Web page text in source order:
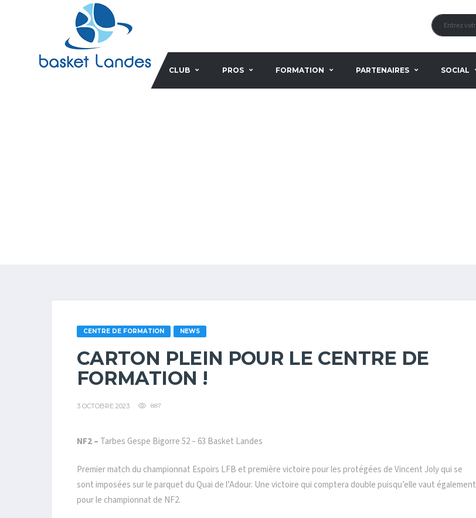
CLUB PROS FORMATION PARTENAIRES SOCIAL
CENTRE DE FORMATION NEWS
CARTON PLEIN POUR LE CENTRE DE
FORMATION !
3 OCTOBRE 2023 887
NF2 – Tarbes Gespe Bigorre 52 – 63 Basket Landes
Premier match du championnat Espoirs LFB et première victoire pour les protégées de Vincent Joly qui se
sont imposées sur le parquet du Quai de l’Adour. Une victoire qui comptera double puisqu’elle vaut également
pour le championnat de NF2.